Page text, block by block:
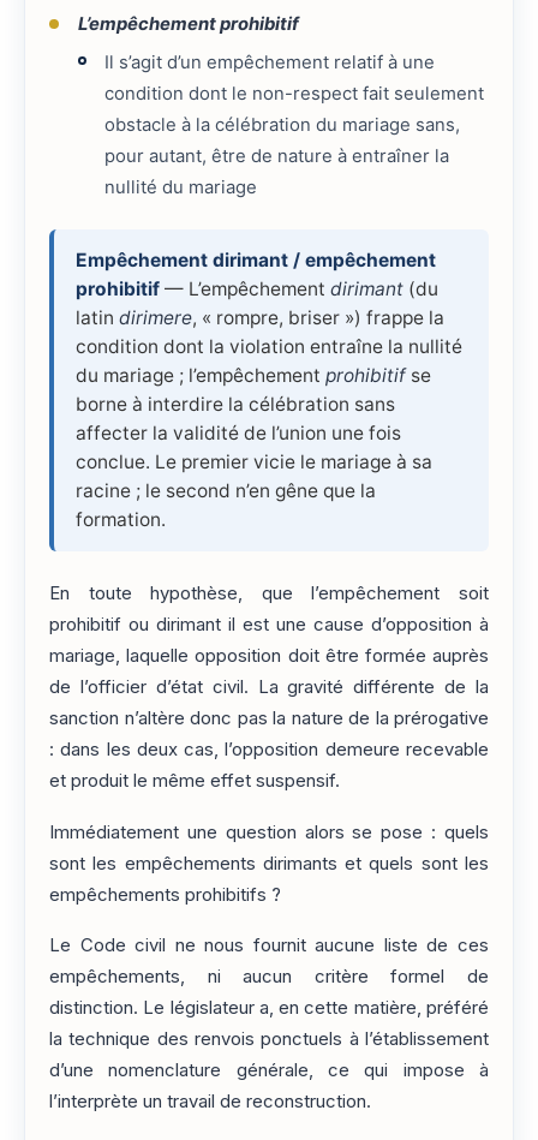
L’empêchement prohibitif
Il s’agit d’un empêchement relatif à une
condition dont le non-respect fait seulement
obstacle à la célébration du mariage sans,
pour autant, être de nature à entraîner la
nullité du mariage
Empêchement dirimant / empêchement
prohibitif — L’empêchement dirimant (du
latin dirimere, « rompre, briser ») frappe la
condition dont la violation entraîne la nullité
du mariage ; l’empêchement prohibitifse
borne à interdire la célébration sans
affecter la validité de l’union une fois
conclue. Le premier vicie le mariage à sa
racine ; le second n’en gêne que la
formation.
En toute hypothèse, que l’empêchement soit
prohibitif ou dirimant il est une cause d’opposition à
mariage, laquelle opposition doit être formée auprès
de l’officier d’état civil. La gravité différente de la
sanction n’altère donc pas la nature de la prérogative
: dans les deux cas, l’opposition demeure recevable
et produit le même effet suspensif.
Immédiatement une question alors se pose : quels
sont les empêchements dirimants et quels sont les
empêchements prohibitifs ?
Le Code civil ne nous fournit aucune liste de ces
empêchements, ni aucun critère formel de
distinction. Le législateur a, en cette matière, préféré
la technique des renvois ponctuels à l’établissement
d’une nomenclature générale, ce qui impose à
l’interprète un travail de reconstruction.